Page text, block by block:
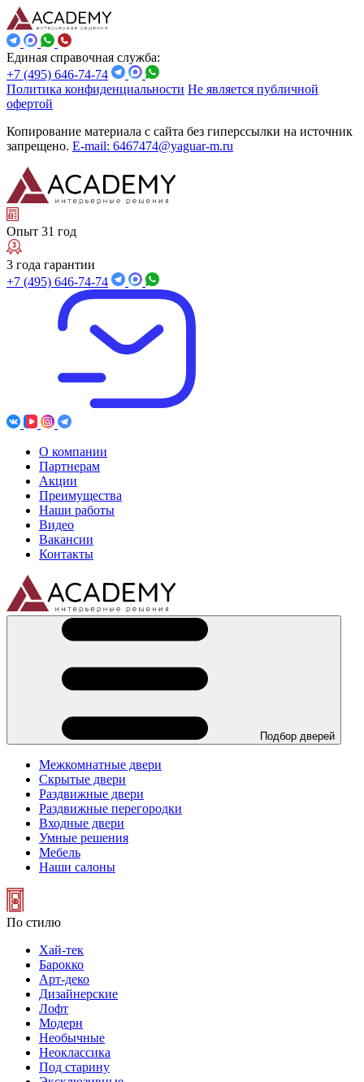
Единая справочная служба:
+7 (495) 646-74-74
Политика конфиденциальности Не является публичной
офертой
Копирование материала с сайта без гиперссылки на источник
запрещено. E-mail: 6467474@yaguar-m.ru
Опыт 31 год
3 года гарантии
+7 (495) 646-74-74
О компании
Партнерам
Акции
Преимущества
Наши работы
Видео
Вакансии
Контакты
Подбор дверей
Межкомнатные двери
Скрытые двери
Раздвижные двери
Раздвижные перегородки
Входные двери
Умные решения
Мебель
Наши салоны
По стилю
Хай-тек
Барокко
Арт-деко
Дизайнерские
Лофт
Модерн
Необычные
Неоклассика
Под старину